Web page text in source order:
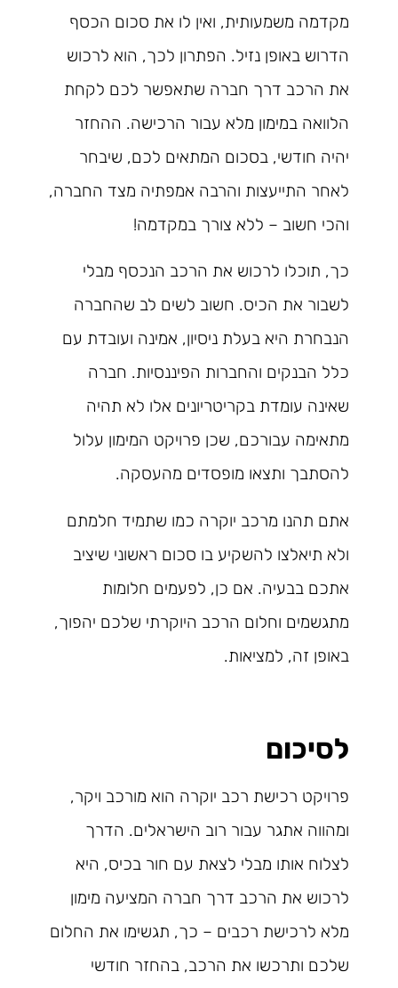
מקדמה משמעותית, ואין לו את סכום הכסף
הדרוש באופן נזיל. הפתרון לכך, הוא לרכוש
את הרכב דרך חברה שתאפשר לכם לקחת
הלוואה במימון מלא עבור הרכישה. ההחזר
יהיה חודשי, בסכום המתאים לכם, שיבחר
לאחר התייעצות והרבה אמפתיה מצד החברה,
והכי חשוב – ללא צורך במקדמה!
כך, תוכלו לרכוש את הרכב הנכסף מבלי
לשבור את הכיס. חשוב לשים לב שהחברה
הנבחרת היא בעלת ניסיון, אמינה ועובדת עם
כלל הבנקים והחברות הפיננסיות. חברה
שאינה עומדת בקריטריונים אלו לא תהיה
מתאימה עבורכם, שכן פרויקט המימון עלול
להסתבך ותצאו מופסדים מהעסקה.
אתם תהנו מרכב יוקרה כמו שתמיד חלמתם
ולא תיאלצו להשקיע בו סכום ראשוני שיציב
אתכם בבעיה. אם כן, לפעמים חלומות
מתגשמים וחלום הרכב היוקרתי שלכם יהפוך,
באופן זה, למציאות.
לסיכום
פרויקט רכישת רכב יוקרה הוא מורכב ויקר,
ומהווה אתגר עבור רוב הישראלים. הדרך
לצלוח אותו מבלי לצאת עם חור בכיס, היא
לרכוש את הרכב דרך חברה המציעה מימון
מלא לרכישת רכבים – כך, תגשימו את החלום
שלכם ותרכשו את הרכב, בהחזר חודשי